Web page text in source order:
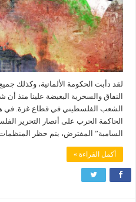
لقد دأبت الحكومة الألمانية، وكذلك
النفاق والسخرية البغيضة علينا منذ أن
الشعب الفلسطيني في قطاع غزة. في هذا
الحاكمة الحرب على أنصار التحرير
السامية” المفترض، يتم حظر
أكمل القراءة »